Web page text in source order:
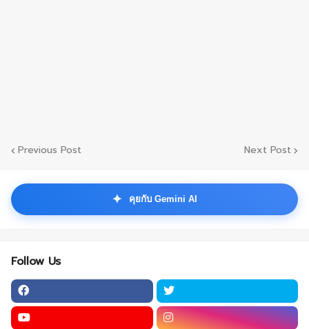
Previous Post Next Post
✦ คุยกับ Gemini AI
Follow Us